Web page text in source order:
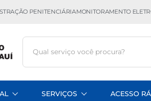
PENITENCIÁRIAMONITORAMENTO
SERVIÇOS ACESSO